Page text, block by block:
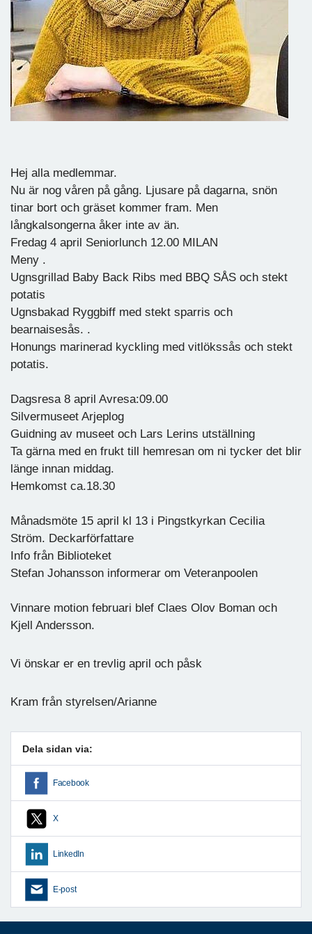
Hej alla medlemmar.
Nu är nog våren på gång. Ljusare på dagarna, snön
tinar bort och gräset kommer fram. Men
långkalsongerna åker inte av än.
Fredag ​​4 april Seniorlunch 12.00 MILAN
Meny .
Ugnsgrillad Baby Back Ribs med BBQ SÅS och stekt
potatis
Ugnsbakad Ryggbiff med stekt sparris och
bearnaisesås. .
Honungs marinerad kyckling med vitlökssås och stekt
potatis.
Dagsresa 8 april Avresa:09.00
Silvermuseet Arjeplog
Guidning av museet och Lars Lerins utställning
Ta gärna med en frukt till hemresan om ni tycker det blir
länge innan middag.
Hemkomst ca.18.30
Månadsmöte 15 april kl 13 i Pingstkyrkan Cecilia
Ström. Deckarförfattare
Info från Biblioteket
Stefan Johansson informerar om Veteranpoolen
Vinnare motion februari blef Claes Olov Boman och
Kjell Andersson.
Vi önskar er en trevlig april och påsk
Kram från styrelsen/Arianne
Dela sidan via:
Facebook
X
LinkedIn
E-post